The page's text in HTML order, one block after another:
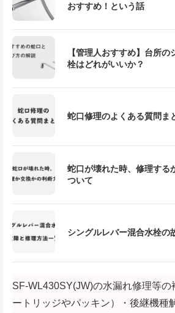
おすすめ！という話
【管理人おすすめ】台所
栓はどれがいいか？
蛇口修理のよくある質問ま
蛇口が壊れた時、修理する
ついて
シングルレバー混合水栓の
SF-WL430SY(JW)の水漏れ修理等の
ートリッジやパッキン）・後継機種